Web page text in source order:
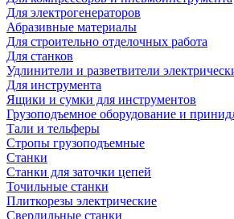
Для электрогенераторов
Абразивные материалы
Для строительно отделочных работа
Для станков
Удлинители и разветвители
Для инструмента
Ящики и сумки для инструментов
Грузоподъемное оборудование и
Тали и тельферы
Стропы грузоподъемные
Станки
Станки для заточки цепей
Точильные станки
Плиткорезы электрические
Сверлильные станки